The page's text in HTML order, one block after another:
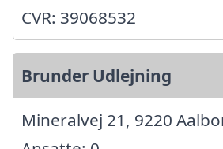
CVR: 39068532
Brunder Udlejning
Mineralvej 21, 9220